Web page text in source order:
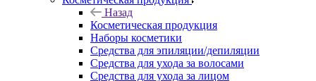
Назад
Косметическая продукция
Наборы косметики
Средства для эпиляции/депиляции
Средства для ухода за волосами
Средства для ухода за лицом